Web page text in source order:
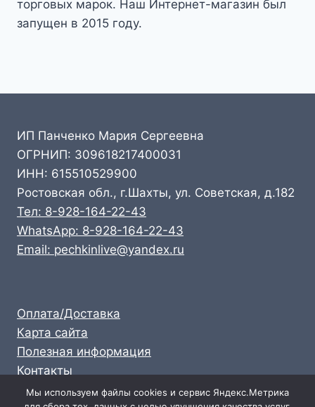
торговых марок. Наш Интернет-магазин был
запущен в 2015 году.
ИП Панченко Мария Сергеевна
ОГРНИП: 309618217400031
ИНН: 615510529900
Ростовская обл., г.Шахты, ул. Советская, д.182
Тел: 8-928-164-22-43
WhatsApp: 8-928-164-22-43
Email: pechkinlive@yandex.ru
Оплата/Доставка
Карта сайта
Полезная информация
Контакты
Личный кабинет
Мы используем файлы cookies и сервис Яндекс.Метрика